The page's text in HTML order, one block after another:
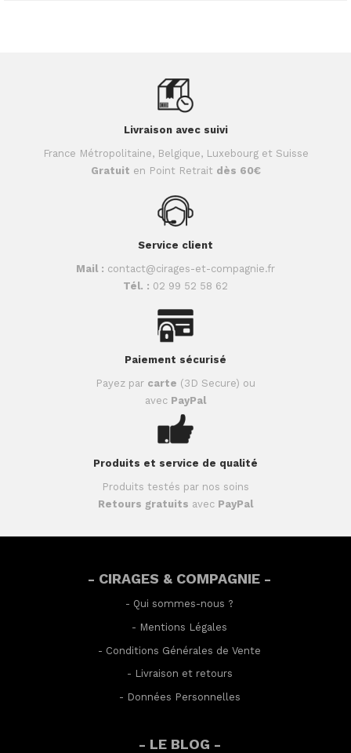
Livraison avec suivi
France Métropolitaine, Belgique, Luxebourg et Suisse
Gratuit en Point Retrait dès 60€
Service client
Mail : contact@cirages-et-compagnie.fr
Tél. : 02 99 52 58 62
Paiement sécurisé
Payez par carte (3D Secure) ou
avec PayPal
Produits et service de qualité
Produits testés par nos soins
Retours gratuits avec PayPal
- CIRAGES & COMPAGNIE -
- Qui sommes-nous ?
- Mentions Légales
- Conditions Générales de Vente
- Livraison et retours
- Données Personnelles
- LE BLOG -